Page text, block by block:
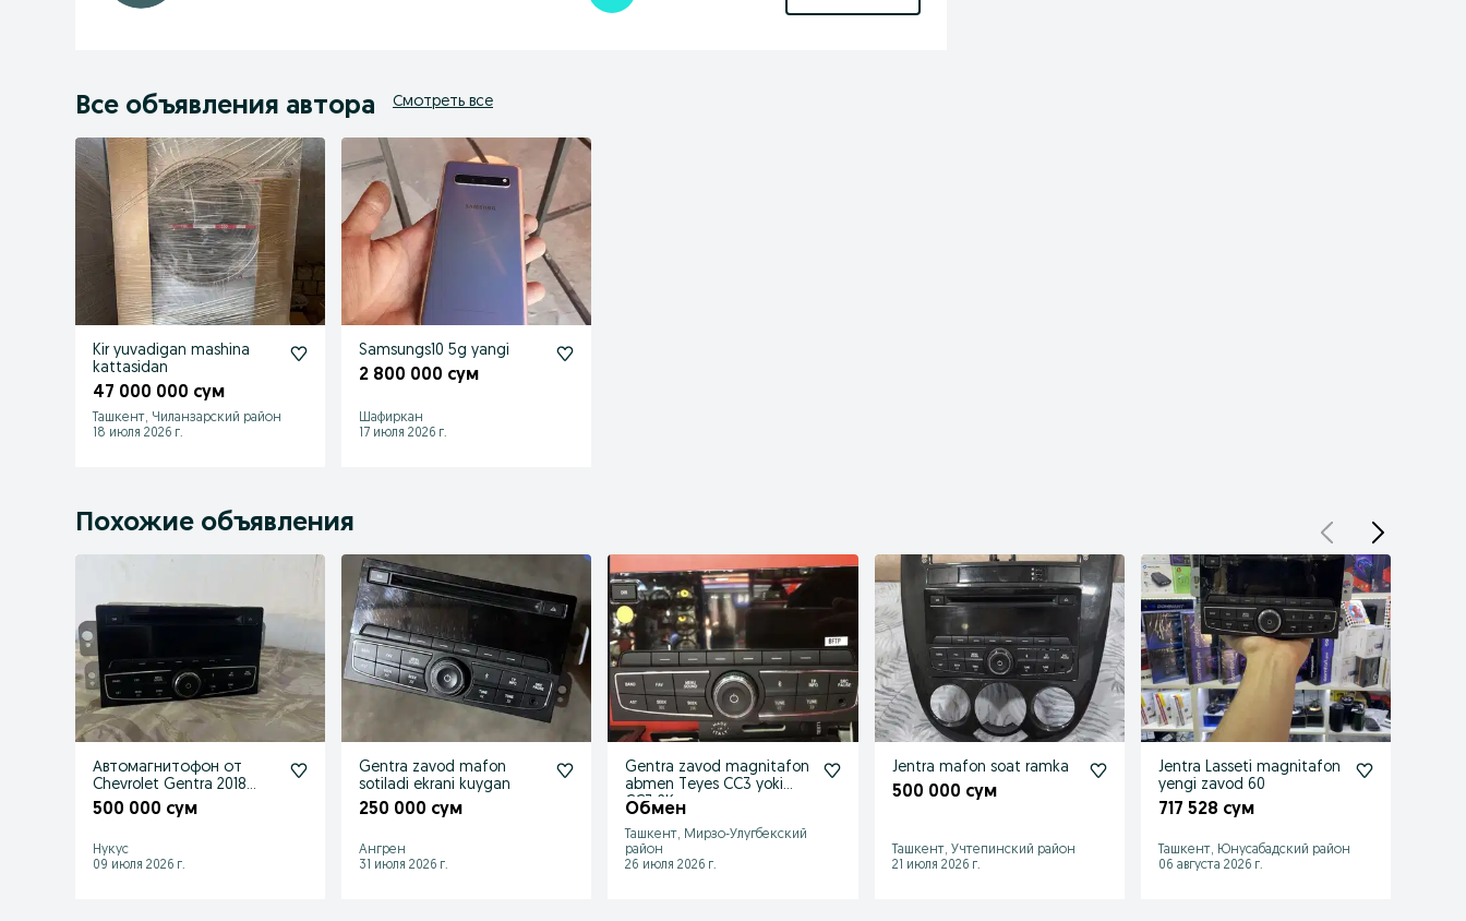
Все объявления автора Смотреть все
Kir yuvadigan mashina
kattasidan
47 000 000 сум
Ташкент, Чиланзарский район
18 июля 2026 г.
Samsungs10 5g yangi
2 800 000 сум
Шафиркан
17 июля 2026 г.
Похожие объявления
Автомагнитофон от
Chevrolet Gentra 2018
года.
500 000 сум
Нукус
09 июля 2026 г.
Gentra zavod mafon
sotiladi ekrani kuygan
250 000 сум
Ангрен
31 июля 2026 г.
Gentra zavod magnitafon
abmen Teyes CC3 yoki
CC3 2K ga
Обмен
Ташкент, Мирзо-Улугбекский
район
26 июля 2026 г.
Jentra mafon soat ramka
500 000 сум
Ташкент, Учтепинский район
21 июля 2026 г.
Jentra Lasseti magnitafon
yengi zavod 60
717 528 сум
Ташкент, Юнусабадский район
06 августа 2026 г.